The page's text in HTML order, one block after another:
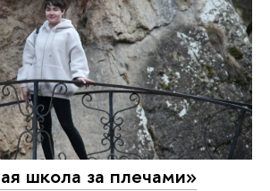
школа за плечами»